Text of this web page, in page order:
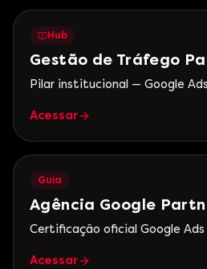
Hub
Gestão de Tráfego
Pilar institucional — Google
Acessar
Guia
Agência Google
Certificação oficial Google Ads
Acessar